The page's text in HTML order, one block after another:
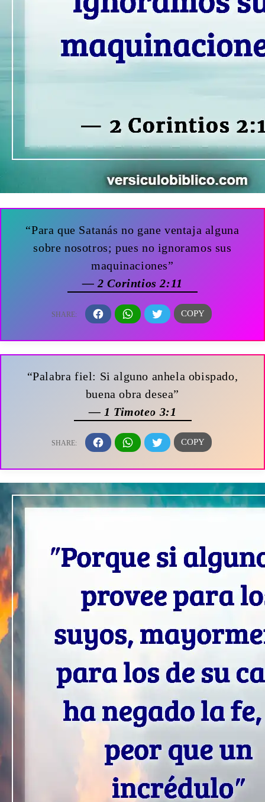
“Para que Satanás no gane ventaja alguna
sobre nosotros; pues no ignoramos sus
maquinaciones”
— 2 Corintios 2:11
“Palabra fiel: Si alguno anhela obispado,
buena obra desea”
— 1 Timoteo 3:1